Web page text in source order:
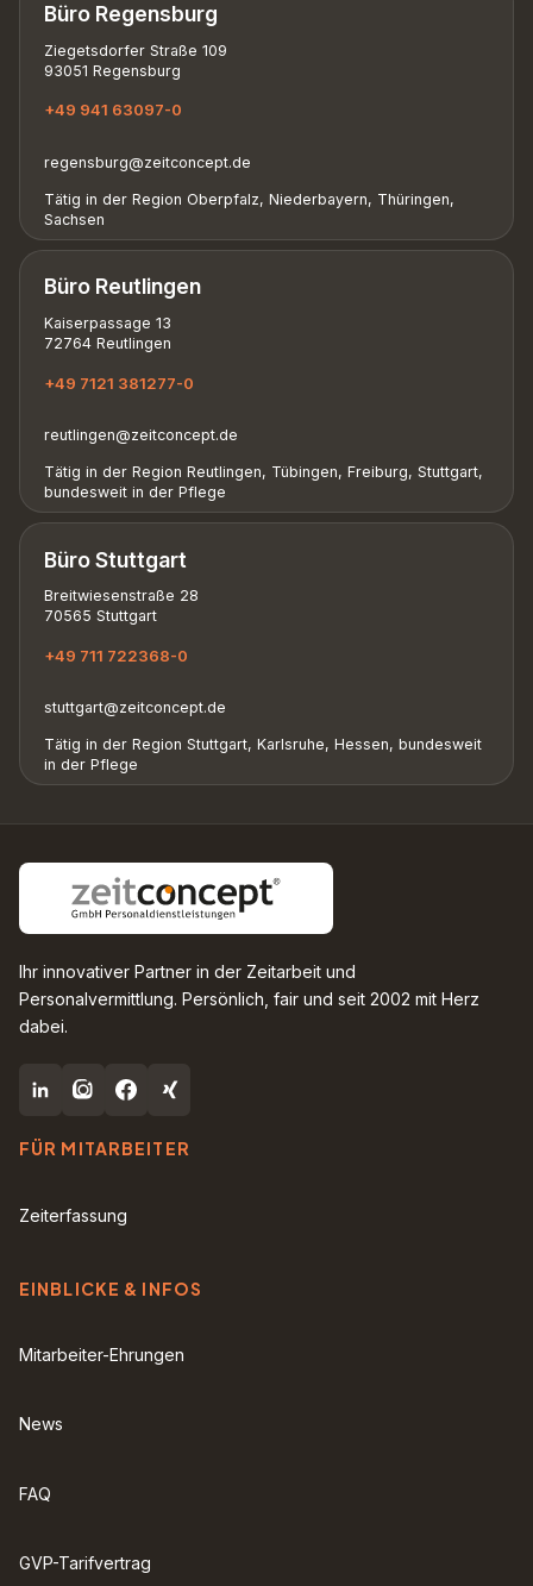
Büro Regensburg
Ziegetsdorfer Straße 109
93051 Regensburg
+49 941 63097-0
regensburg@zeitconcept.de
Tätig in der Region Oberpfalz, Niederbayern, Thüringen,
Sachsen
Büro Reutlingen
Kaiserpassage 13
72764 Reutlingen
+49 7121 381277-0
reutlingen@zeitconcept.de
Tätig in der Region Reutlingen, Tübingen, Freiburg, Stuttgart,
bundesweit in der Pflege
Büro Stuttgart
Breitwiesenstraße 28
70565 Stuttgart
+49 711 722368-0
stuttgart@zeitconcept.de
Tätig in der Region Stuttgart, Karlsruhe, Hessen, bundesweit
in der Pflege
Ihr innovativer Partner in der Zeitarbeit und
Personalvermittlung. Persönlich, fair und seit 2002 mit Herz
dabei.
FÜR MITARBEITER
Zeiterfassung
EINBLICKE & INFOS
Mitarbeiter-Ehrungen
News
FAQ
GVP-Tarifvertrag